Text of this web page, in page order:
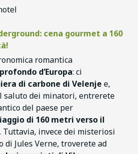
cena gourmet a 160
romantica
d’Europa: ci
di carbone di Velenje e,
saluto dei minatori, entrerete
del paese per
di 160 metri verso il
. Tuttavia, invece dei misteriosi
di Jules Verne, troverete ad